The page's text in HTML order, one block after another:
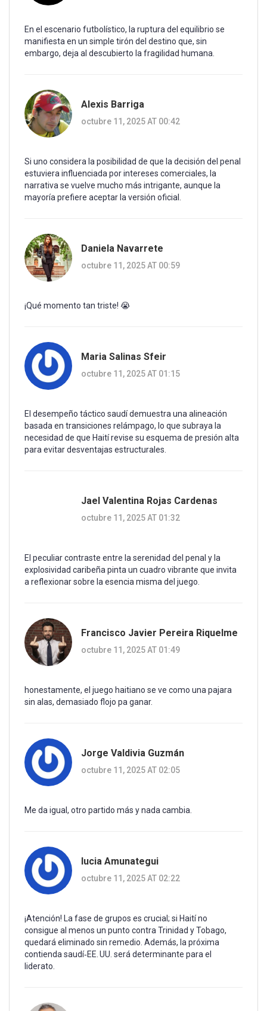
En el escenario futbolístico, la ruptura del equilibrio se
manifiesta en un simple tirón del destino que, sin
embargo, deja al descubierto la fragilidad humana.
Alexis Barriga
octubre 11, 2025 AT 00:42
Si uno considera la posibilidad de que la decisión del penal
estuviera influenciada por intereses comerciales, la
narrativa se vuelve mucho más intrigante, aunque la
mayoría prefiere aceptar la versión oficial.
Daniela Navarrete
octubre 11, 2025 AT 00:59
¡Qué momento tan triste! 😭
Maria Salinas Sfeir
octubre 11, 2025 AT 01:15
El desempeño táctico saudí demuestra una alineación
basada en transiciones relámpago, lo que subraya la
necesidad de que Haití revise su esquema de presión alta
para evitar desventajas estructurales.
Jael Valentina Rojas Cardenas
octubre 11, 2025 AT 01:32
El peculiar contraste entre la serenidad del penal y la
explosividad caribeña pinta un cuadro vibrante que invita
a reflexionar sobre la esencia misma del juego.
Francisco Javier Pereira Riquelme
octubre 11, 2025 AT 01:49
honestamente, el juego haitiano se ve como una pajara
sin alas, demasiado flojo pa ganar.
Jorge Valdivia Guzmán
octubre 11, 2025 AT 02:05
Me da igual, otro partido más y nada cambia.
lucia Amunategui
octubre 11, 2025 AT 02:22
¡Atención! La fase de grupos es crucial; si Haití no
consigue al menos un punto contra Trinidad y Tobago,
quedará eliminado sin remedio. Además, la próxima
contienda saudí‑EE. UU. será determinante para el
liderato.